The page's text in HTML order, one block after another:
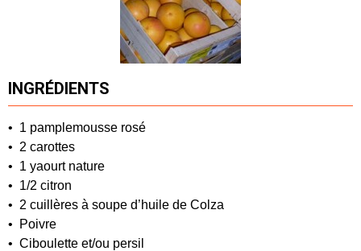
INGRÉDIENTS
• 1 pamplemousse rosé
• 2 carottes
• 1 yaourt nature
• 1/2 citron
• 2 cuillères à soupe d’huile de Colza
• Poivre
• Ciboulette et/ou persil